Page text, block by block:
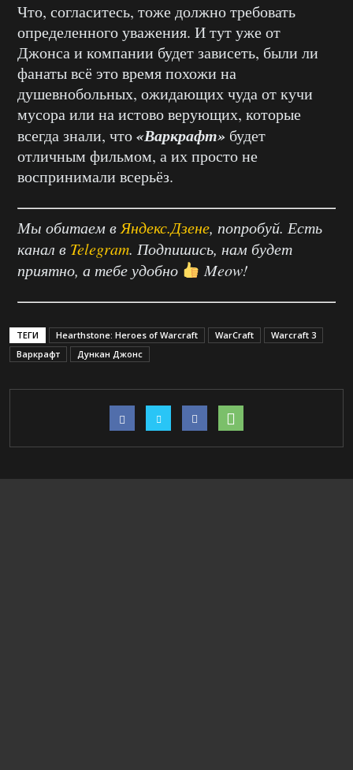
Что, согласитесь, тоже должно требовать
определенного уважения. И тут уже от
Джонса и компании будет зависеть, были ли
фанаты всё это время похожи на
душевнобольных, ожидающих чуда от кучи
мусора или на истово верующих, которые
всегда знали, что«Варкрафт» будет
отличным фильмом, а их просто не
воспринимали всерьёз.
Мы обитаем вЯндекс.Дзене, попробуй. Есть
канал в Telegram. Подпишись, нам будет
приятно, а тебе удобно
Meow!
ТЕГИ Hearthstone: Heroes of Warcraft WarCraft
Warcraft 3
Варкрафт
Дункан Джонс